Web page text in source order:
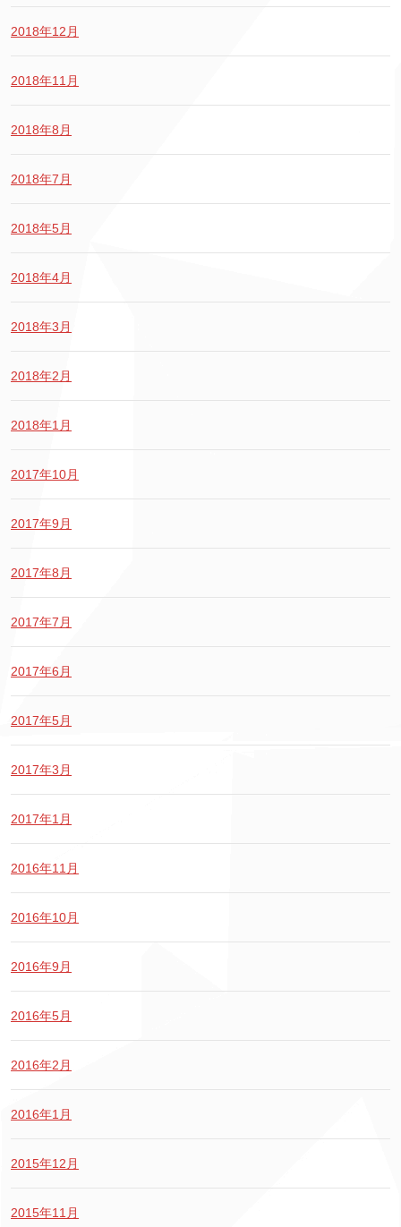
2018年12月
2018年11月
2018年8月
2018年7月
2018年5月
2018年4月
2018年3月
2018年2月
2018年1月
2017年10月
2017年9月
2017年8月
2017年7月
2017年6月
2017年5月
2017年3月
2017年1月
2016年11月
2016年10月
2016年9月
2016年5月
2016年2月
2016年1月
2015年12月
2015年11月